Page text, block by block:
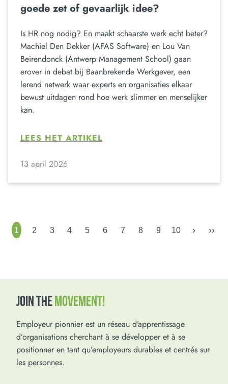
goede zet of gevaarlijk idee?
Is HR nog nodig? En maakt schaarste werk echt beter?
Machiel Den Dekker (AFAS Software) en Lou Van
Beirendonck (Antwerp Management School) gaan
erover in debat bij Baanbrekende Werkgever, een
lerend netwerk waar experts en organisaties elkaar
bewust uitdagen rond hoe werk slimmer en menselijker
kan.
LEES HET ARTIKEL
13 april 2026
1 2 3 4 5 6 7 8 9 10 › ››
JOIN THEMOVEMENT!
Employeur pionnier est un réseau d’apprentissage
d’organisations cherchant à se développer et à se
positionner en tant qu’employeurs durables et centrés sur
les personnes.